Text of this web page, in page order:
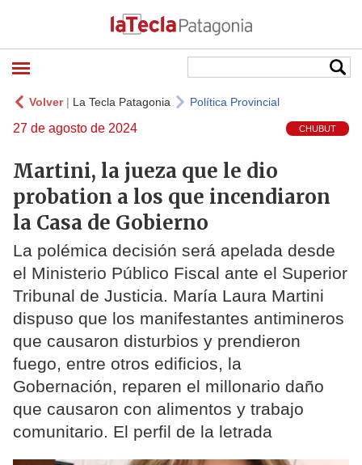
Volver| La Tecla Patagonia Política Provincial
27 de agosto de 2024 CHUBUT
Martini, la jueza que le dio
probation a los que incendiaron
la Casa de Gobierno
La polémica decisión será apelada desde
el Ministerio Público Fiscal ante el Superior
Tribunal de Justicia. María Laura Martini
dispuso que los manifestantes antimineros
que causaron disturbios y prendieron
fuego, entre otros edificios, la
Gobernación, reparen el millonario daño
que causaron con alimentos y trabajo
comunitario. El perfil de la letrada